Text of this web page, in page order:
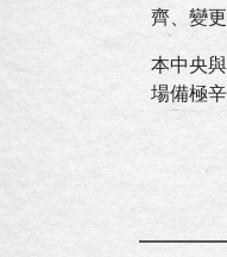
齊、變
本中央
場備極